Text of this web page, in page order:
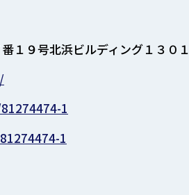
１９号北浜ビルディング１３０１
1
1